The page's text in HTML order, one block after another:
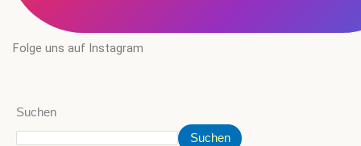
Suchen
Suchen
Folge uns auf Instagram